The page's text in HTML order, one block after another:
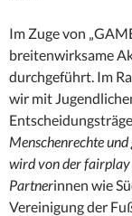
Im Zuge von
breitenwirksame
durchgeführt. Im
wir mit
Menschenrechte
wird von der
Partnerinnen wie
Vereinigung der